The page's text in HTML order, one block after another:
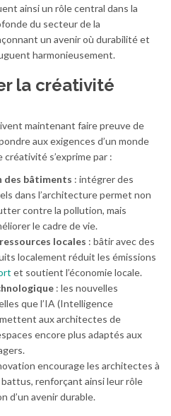
ainsi un rôle central dans la
du secteur de la
un avenir où durabilité et
harmonieusement.
la créativité
maintenant faire preuve de
aux exigences d’un monde
s’exprime par :
des bâtiments : intégrer des
dans l’architecture permet non
contre la pollution, mais
le cadre de vie.
locales : bâtir avec des
localement réduit les émissions
et soutient l’économie locale.
: les nouvelles
que l’IA (Intelligence
aux architectes de
encore plus adaptés aux
encourage les architectes à
renforçant ainsi leur rôle
d’un avenir durable.